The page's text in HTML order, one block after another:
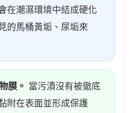
在潮濕環境中結成硬化
的馬桶黃垢、尿垢來
膜。 當污漬沒有被徹底
附在表面並形成保護